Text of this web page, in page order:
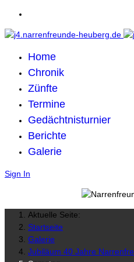
Home
Chronik
Zünfte
Termine
Gedächtnisturnier
Berichte
Galerie
Sign In
Aktuelle Seite:
Startseite
Galerie
Jubiläum 40 Jahre